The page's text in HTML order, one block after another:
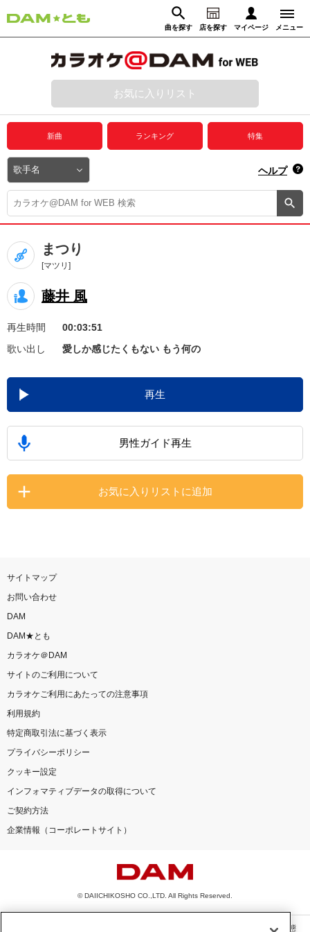
曲を探す 店を探す マイページ メニュー
動画からさがす 録音からさがす
ログイン
プレミアムサービス
DAM★とも動画
DAM★とも録音
カラオケ＠DAM
ユーザー検索
キャンペーン
お知らせ よくあるご質問
DAMの新曲・ランキングなど
カラオケ最新情報をチェック！
家族や友達と一緒に！練習にも！
お気に入りリスト
新曲 ランキング 特集
ヘルプ
まつり
[マツリ]
藤井 風
再生時間
00:03:51
歌い出し
愛しか感じたくもない もう何の
再生
男性ガイド再生
お気に入りリストに追加
サイトマップ
お問い合わせ
DAM
DAM★とも
カラオケ＠DAM
サイトのご利用について
カラオケご利用にあたっての注意事項
利用規約
特定商取引法に基づく表示
プライバシーポリシー
クッキー設定
インフォマティブデータの取得について
ご契約方法
企業情報（コーポレートサイト）
© DAIICHIKOSHO CO.,LTD. All Rights Reserved.
このサイトに掲載されている一切の文章・画像・写真・動画・音声等を、手段や形態